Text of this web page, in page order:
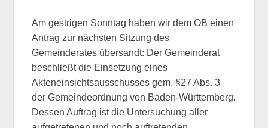
Am gestrigen Sonntag haben wir dem OB einen
Antrag zur nächsten Sitzung des
Gemeinderates übersandt: Der Gemeinderat
beschließt die Einsetzung eines
Akteneinsichtsausschusses gem. §27 Abs. 3
der Gemeindeordnung von Baden-Württemberg.
Dessen Auftrag ist die Untersuchung aller